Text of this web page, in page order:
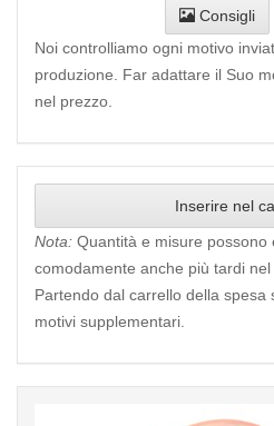
Consigli
Noi controlliamo ogni motivo
produzione. Far adattare il Suo
nel prezzo.
Inserire nel
Nota: Quantità e misure possono
comodamente anche più tardi nel
Partendo dal carrello della spesa
motivi supplementari.